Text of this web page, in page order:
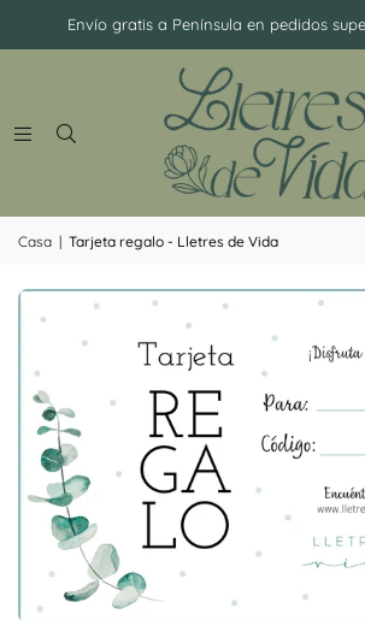
Envío gratis a Península en pedidos
Casa | Tarjeta regalo - Lletres de Vida
Ramillete